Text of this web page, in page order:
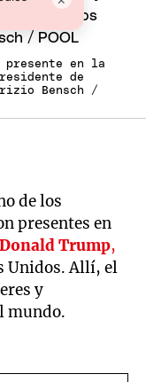
en la
de
Bensch /
de los
presentes en
DonaldTrump,
Unidos. Allí, el
y
mundo.